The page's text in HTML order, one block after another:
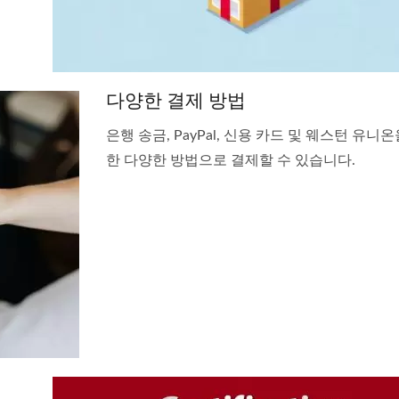
다양한 결제 방법
은행 송금, PayPal, 신용 카드 및 웨스턴 유니온
한 다양한 방법으로 결제할 수 있습니다.